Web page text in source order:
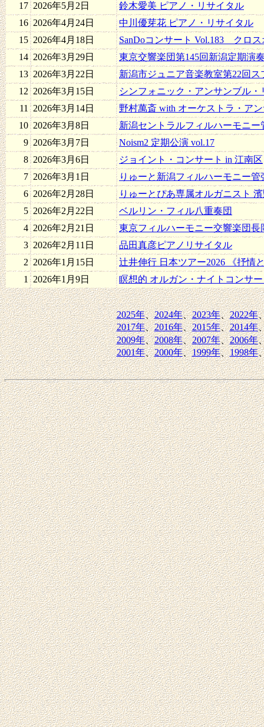
17 2026年5月2日
鈴木愛美 ピアノ・リサイタル
16 2026年4月24日
中川優芽花 ピアノ・リサイタル
15 2026年4月18日
SanDoコンサート Vol.183 クロ
14 2026年3月29日
東京交響楽団第145回新潟定期演
13 2026年3月22日
新潟市ジュニア音楽教室第22回
12 2026年3月15日
シンフォニック・アンサンブル
11 2026年3月14日
野村萬斎 with オーケストラ・ア
10 2026年3月8日
新潟セントラルフィルハーモニー
9 2026年3月7日
Noism2 定期公演 vol.17
8 2026年3月6日
ジョイント・コンサート in 江南区
7 2026年3月1日
りゅーと新潟フィルハーモニー
6 2026年2月28日
りゅーとぴあ専属オルガニスト
5 2026年2月22日
ベルリン・フィル八重奏団
4 2026年2月21日
東京フィルハーモニー交響楽団長
3 2026年2月11日
品田真彦ピアノリサイタル
2 2026年1月15日
辻井伸行 日本ツアー2026 《抒情
1 2026年1月9日 瞑想的 オルガン・ナイトコンサ
2025年、2024年、2023年、2022年
2017年、2016年、2015年、2014年
2009年、2008年、2007年、2006年
2001年、2000年、1999年、1998年